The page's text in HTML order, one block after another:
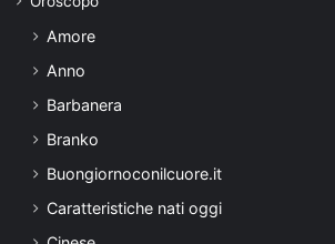
Amore
Anno
Barbanera
Branko
Buongiornoconilcuore.it
Caratteristiche nati oggi